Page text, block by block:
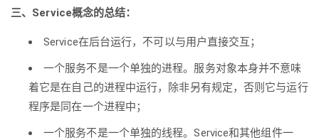
三、Service概念的总结：
Service在后台运行，不可以与用户直接交互；
一个服务不是一个单独的进程。服务对象本身并不意味
着它是在自己的进程中运行，除非另有规定，否则它与运行
程序是同在一个进程中；
一个服务不是一个单独的线程。Service和其他组件一